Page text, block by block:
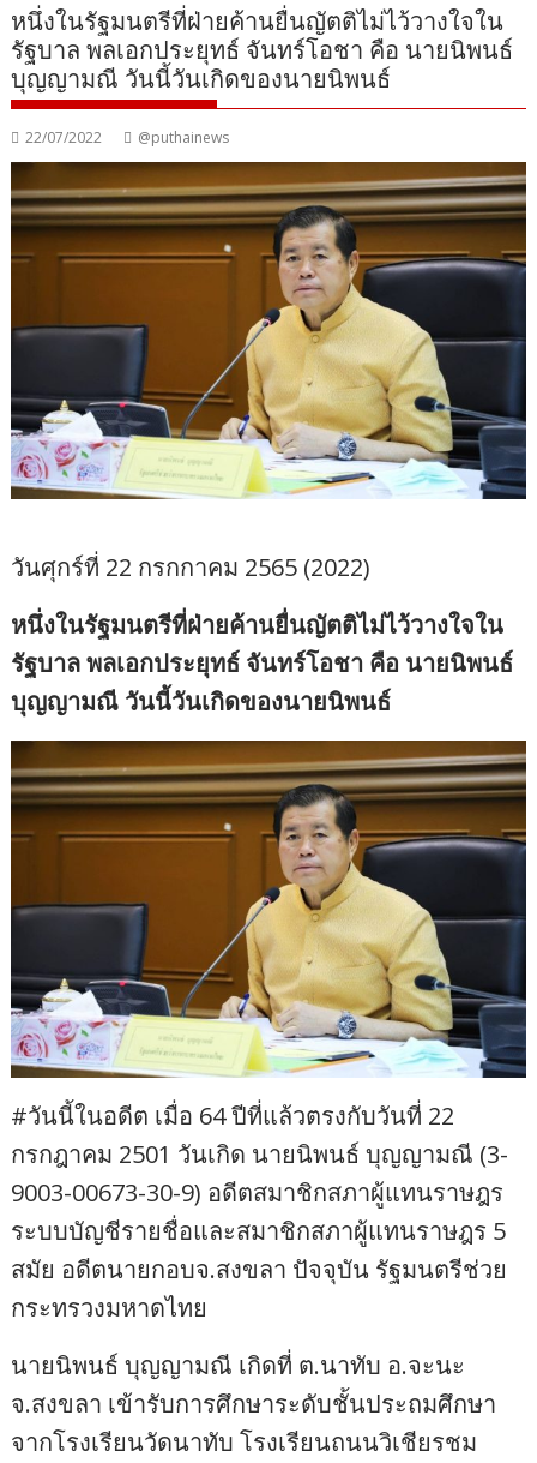
หนึ่งในรัฐมนตรีที่ฝ่ายค้านยื่นญัตติไม่ไว้วางใจใน
รัฐบาล พลเอกประยุทธ์ จันทร์โอชา คือ นายนิพนธ์
บุญญามณี วันนี้วันเกิดของนายนิพนธ์
22/07/2022 @puthainews
วันศุกร์ที่ 22 กรกกาคม 2565 (2022)
หนึ่งในรัฐมนตรีที่ฝ่ายค้านยื่นญัตติไม่ไว้วางใจใน
รัฐบาล พลเอกประยุทธ์ จันทร์โอชา คือ นายนิพนธ์
บุญญามณี วันนี้วันเกิดของนายนิพนธ์
#วันนี้ในอดีต เมื่อ 64 ปีที่แล้วตรงกับวันที่ 22
กรกฎาคม 2501 วันเกิด นายนิพนธ์ บุญญามณี (3-
9003-00673-30-9) อดีตสมาชิกสภาผู้แทนราษฎร
ระบบบัญชีรายชื่อและสมาชิกสภาผู้แทนราษฎร 5
สมัย อดีตนายกอบจ.สงขลา ปัจจุบัน รัฐมนตรีช่วย
กระทรวงมหาดไทย
นายนิพนธ์ บุญญามณี เกิดที่ ต.นาทับ อ.จะนะ
จ.สงขลา เข้ารับการศึกษาระดับชั้นประถมศึกษา
จากโรงเรียนวัดนาทับ โรงเรียนถนนวิเชียรชม